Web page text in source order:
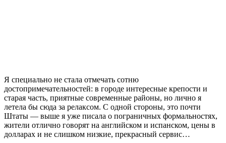
Я специально не стала отмечать сотню
достопримечательностей: в городе интересные крепости и
старая часть, приятные современные районы, но лично я
летела бы сюда за релаксом. С одной стороны, это почти
Штаты — выше я уже писала о пограничных формальностях,
жители отлично говорят на английском и испанском, цены в
долларах и не слишком низкие, прекрасный сервис…